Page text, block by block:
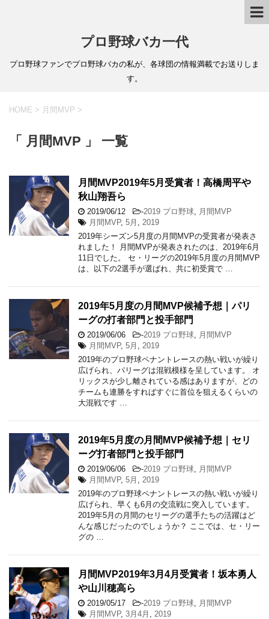
プロ野球バカ一代
プロ野球ファンでプロ野球バカの私が、各球団の情報満載でお送りしま
す。
HOME > 月間MVP >
「 月間MVP 」 一覧
月間MVP2019年5月受賞者！高橋周平や
秋山翔吾ら
2019/06/12 -2019 プロ野球
月間MVP
月間MVP, 5月
2019
2019年シーズン5月度の月間MVPの受賞者が発表さ
れました！ 月間MVPが発表されたのは、2019年6月
11日でした。 セ・リーグの2019年5月度の月間MVP
は、以下の2選手が選ばれ、共に初受賞で …
2019年5月度の月間MVP候補予想｜パリ
ーグの打者部門と投手部門
2019/06/06 -2019 プロ野球
月間MVP
月間MVP, 5月
2019
2019年のプロ野球ペナントレースの熱い戦いが繰り
広げられ、パリーグは混戦模様を呈しています。 オ
リックスが少し離されている感はありますが、どの
チームも連勝をすればすぐに首位を狙えるくらいの
大混戦です …
2019年5月度の月間MVP候補予想｜セリ
ーグ打者部門と投手部門
2019/06/06 -2019 プロ野球
月間MVP
月間MVP, 5月
2019
2019年のプロ野球ペナントレースの熱い戦いが繰り
広げられ、早くも6月の交流戦に突入しています。
2019年5月の月間のセリーグの選手たちの活躍はど
んな感じだったのでしょうか？ ここでは、セ・リー
グの …
月間MVP2019年3月4月受賞者！坂本勇人
や山川穂高ら
2019/05/17 -2019 プロ野球
月間MVP
月間MVP, 3月4月
2019